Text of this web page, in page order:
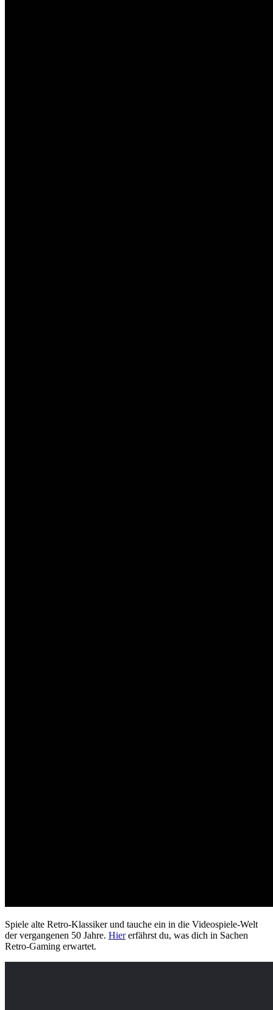
Spiele alte Retro-Klassiker und tauche ein in die Videospiele-Welt
der vergangenen 50 Jahre. Hiererfährst du, was dich in Sachen
Retro-Gaming erwartet.